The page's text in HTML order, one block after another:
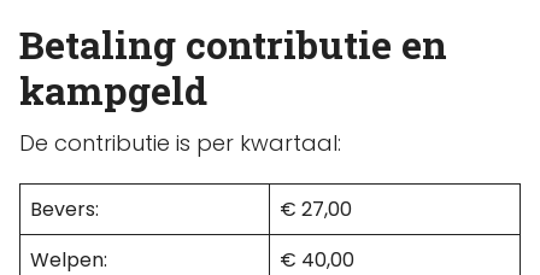
Betaling contributie en
kampgeld
De contributie is per kwartaal:
Bevers:
€ 27,00
Welpen:
€ 40,00